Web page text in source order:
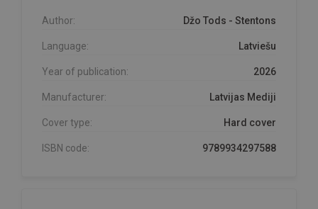
Author: Džo Tods - Stentons
Language: Latviešu
Year of publication: 2026
Manufacturer: Latvijas Mediji
Cover type: Hard cover
ISBN code: 9789934297588